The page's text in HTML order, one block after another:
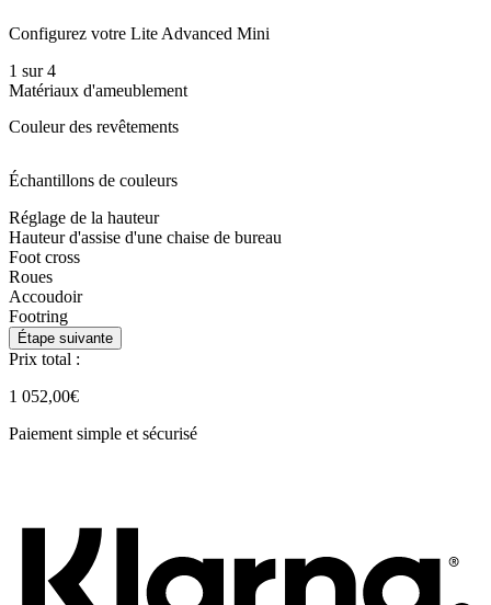
Configurez votre Lite Advanced Mini
1 sur4
Matériaux d'ameublement
Couleur des revêtements
Échantillons de couleurs
Réglage de la hauteur
Hauteur d'assise d'une chaise de bureau
Foot cross
Roues
Accoudoir
Footring
Étape suivante
Prix total :
1 052,00€
Paiement simple et sécurisé